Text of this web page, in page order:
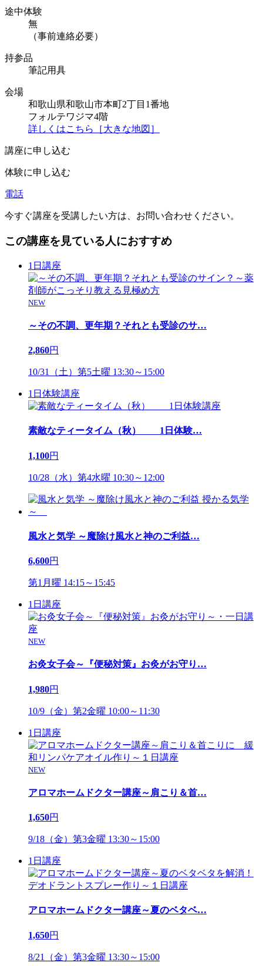
途中体験
無
（事前連絡必要）
持参品
筆記用具
会場
和歌山県和歌山市本町2丁目1番地
フォルテワジマ4階
詳しくはこちら［大きな地図］
講座に申し込む
体験に申し込む
電話
今すぐ講座を受講したい方は、お問い合わせください。
この講座を見ている人におすすめ
1日講座
NEW
～その不調、更年期？それとも受診のサ…
2,860円
10/31（土）第5土曜 13:30～15:00
1日体験講座
素敵なティータイム（秋） 1日体験…
1,100円
10/28（水）第4水曜 10:30～12:00
風水と気学 ～魔除け風水と神のご利益…
6,600円
第1月曜 14:15～15:45
1日講座
NEW
お灸女子会～『便秘対策』お灸がお守り …
1,980円
10/9（金）第2金曜 10:00～11:30
1日講座
NEW
アロマホームドクター講座～肩こり＆首…
1,650円
9/18（金）第3金曜 13:30～15:00
1日講座
アロマホームドクター講座～夏のベタベ…
1,650円
8/21（金）第3金曜 13:30～15:00